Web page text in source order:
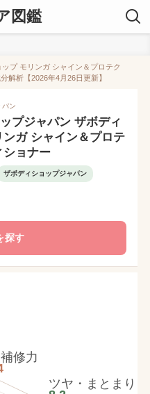
図鑑
プ モリンガ シャイン＆プロテク
解析【2026年4月26日更新】
ン
プジャパン ザボディ
ンガ シャイン＆プロテ
ショナー
ザボディショップジャパン
探す
修力
ツヤ・まとまり